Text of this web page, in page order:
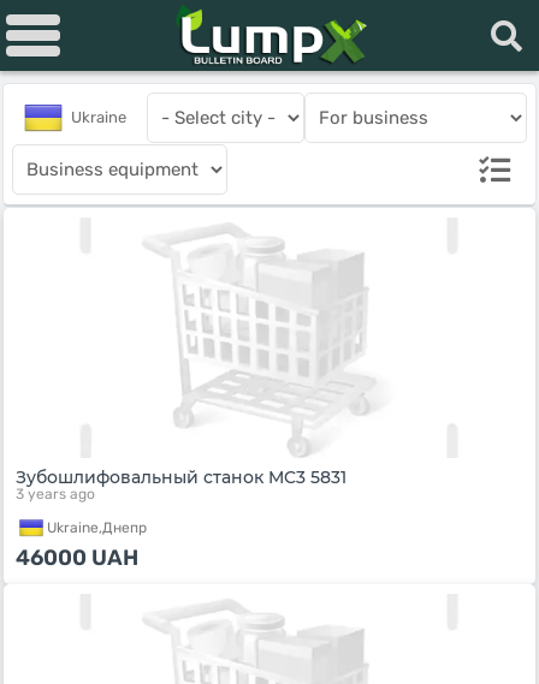
Ukraine
Зубошлифовальный станок MC3 5831
3 years ago
Ukraine,Днепр
46000 UAH